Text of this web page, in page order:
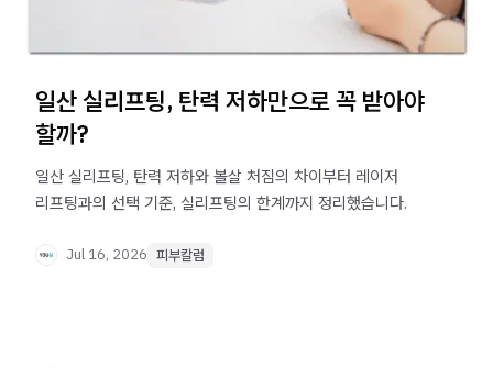
일산 실리프팅, 탄력 저하만으로 꼭 받아야
할까?
일산 실리프팅, 탄력 저하와 볼살 처짐의 차이부터 레이저
리프팅과의 선택 기준, 실리프팅의 한계까지 정리했습니다.
Jul 16, 2026 피부칼럼